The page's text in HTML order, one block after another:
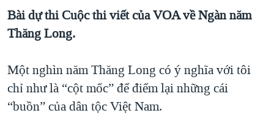
hướng
chính
tới
"Tìm"
MỤC
TỰ DO BÁO CHÍ
NGƯỜI VIỆT HẢI NGOẠI
ĐỜI SỐNG
CHUYÊN ĐỀ
TẠI
HÀNH TRÌNH BẦU CỬ 2024
MỘT NĂM CHIẾN TRANH TẠI DẢI GAZA
VIDEO
NGHE
Bài dự thi Cuộc thi viết của VOA về Ngàn năm
Thăng Long.
Một nghìn năm Thăng Long có ý nghĩa với tôi
chỉ như là “cột mốc” để điểm lại những cái
“buồn” của dân tộc Việt Nam.